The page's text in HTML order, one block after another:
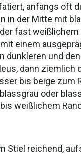
anfangs oft
in der Mitte mit
fast weißlichem
einem
dunkleren und
dann ziemlich
bis beige zum
oder
weißlichem
Stiel reichend,